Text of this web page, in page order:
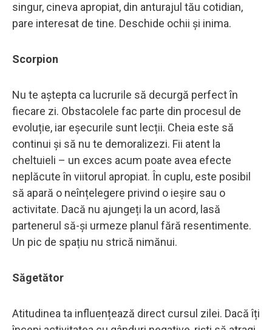
singur, cineva apropiat, din anturajul tău cotidian,
pare interesat de tine. Deschide ochii și inima.
Scorpion
Nu te aștepta ca lucrurile să decurgă perfect în
fiecare zi. Obstacolele fac parte din procesul de
evoluție, iar eșecurile sunt lecții. Cheia este să
continui și să nu te demoralizezi. Fii atent la
cheltuieli – un exces acum poate avea efecte
neplăcute în viitorul apropiat. În cuplu, este posibil
să apară o neînțelegere privind o ieșire sau o
activitate. Dacă nu ajungeți la un acord, lasă
partenerul să-și urmeze planul fără resentimente.
Un pic de spațiu nu strică nimănui.
Săgetător
Atitudinea ta influențează direct cursul zilei. Dacă îți